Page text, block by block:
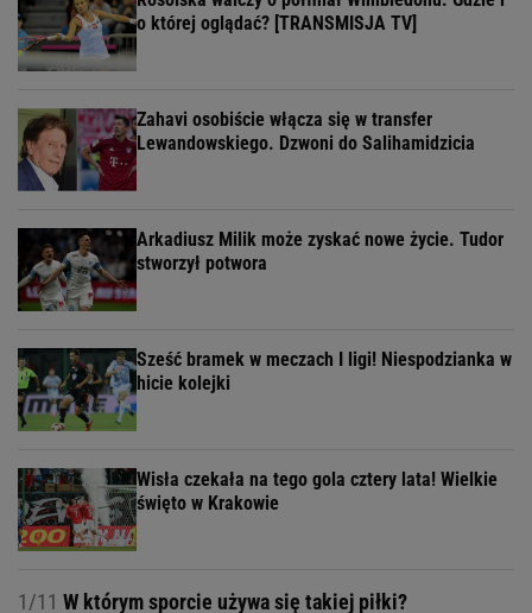
o której oglądać? [TRANSMISJA TV]
Zahavi osobiście włącza się w transfer
Lewandowskiego. Dzwoni do Salihamidzicia
Arkadiusz Milik może zyskać nowe życie. Tudor
stworzył potwora
Sześć bramek w meczach I ligi! Niespodzianka w
hicie kolejki
Wisła czekała na tego gola cztery lata! Wielkie
święto w Krakowie
1/11 W którym sporcie używa się takiej piłki?